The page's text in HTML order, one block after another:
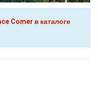
Comer в каталоге